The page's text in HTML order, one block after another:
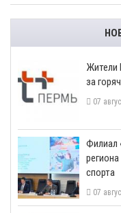
​Жители
за
07
​Филиал
спорта
07